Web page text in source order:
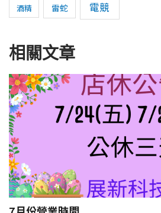
酒精 雷蛇 電競
相關文章